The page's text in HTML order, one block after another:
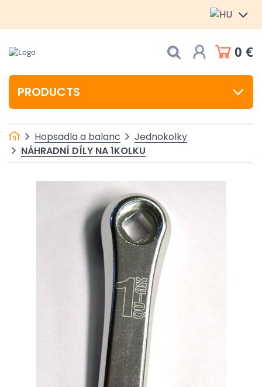
0 €
PRODUCTS
Hopsadla a balanc
Jednokolky
NÁHRADNÍ DÍLY NA 1KOLKU